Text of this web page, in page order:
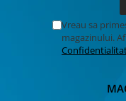
Vreau sa
magazinului.